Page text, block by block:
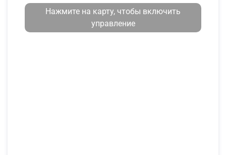
Нажмите на карту, чтобы включить
управление